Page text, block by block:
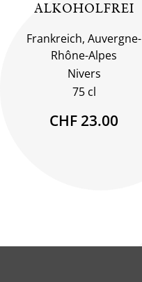
ALKOHOLFREI
Frankreich, Auvergne-
Rhône-Alpes
Nivers
75 cl
CHF 23.00